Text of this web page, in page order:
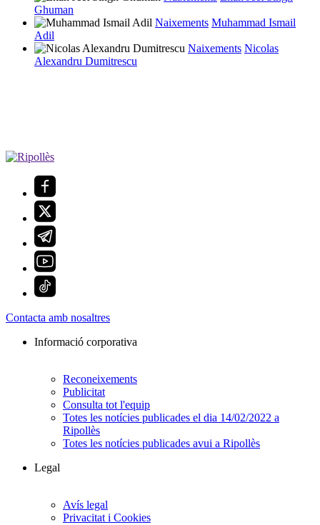
Ghuman
Naixements Muhammad Ismail
Adil
Naixements Nicolas
Alexandru Dumitrescu
Contacta amb nosaltres
Informació corporativa
Reconeixements
Publicitat
Consulta tot l'equip
Totes les notícies publicades el dia 14/02/2022 a
Ripollès
Totes les notícies publicades avui a Ripollès
Legal
Avís legal
Privacitat i Cookies